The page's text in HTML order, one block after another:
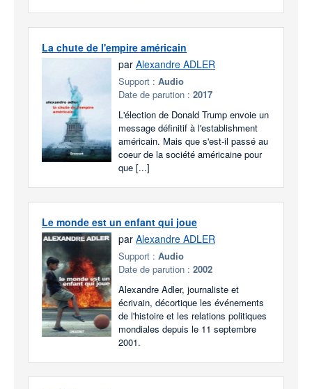
La chute de l'empire américain
par Alexandre ADLER
Support : Audio
Date de parution : 2017
L'élection de Donald Trump envoie un
message définitif à l'establishment
américain. Mais que s'est-il passé au
coeur de la société américaine pour
que [...]
Le monde est un enfant qui joue
par Alexandre ADLER
Support : Audio
Date de parution : 2002
Alexandre Adler, journaliste et
écrivain, décortique les événements
de l'histoire et les relations politiques
mondiales depuis le 11 septembre
2001.